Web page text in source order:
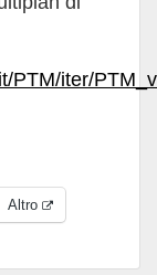
PTM/iter/
Altro